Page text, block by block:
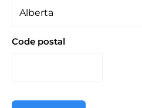
Code postal